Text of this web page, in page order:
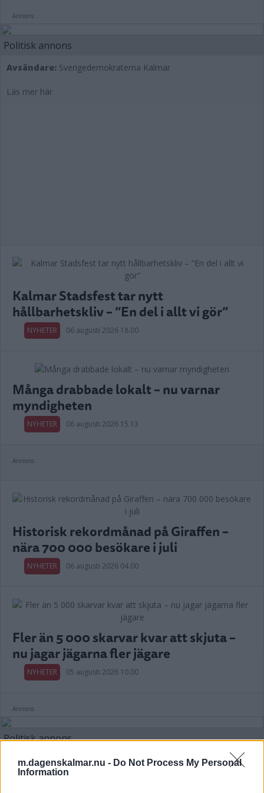
m.dagenskalmar.nu - Do Not Process My Personal
Information
Annons:
Politisk annons
Avsändare: Sverigedemokraterna Kalmar
Läs mer här
Kalmar Stadsfest tar nytt
hållbarhetskliv – ”En del i allt vi gör”
NYHETER 06 augusti 2026 18.00
Många drabbade lokalt – nu varnar
myndigheten
NYHETER 06 augusti 2026 15.13
Annons:
Historisk rekordmånad på Giraffen –
nära 700 000 besökare i juli
NYHETER 06 augusti 2026 04.00
Fler än 5 000 skarvar kvar att skjuta –
nu jagar jägarna fler jägare
NYHETER 05 augusti 2026 10.00
Annons:
Politisk annons
Avsändare: Centerpartiet i Kalmar län